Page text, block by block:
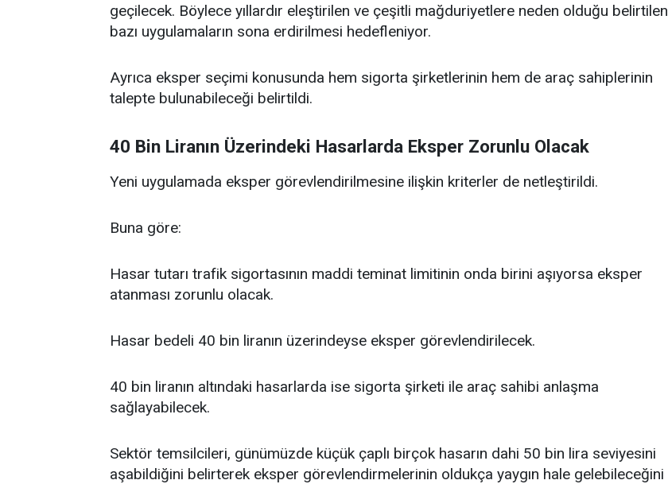
geçilecek. Böylece yıllardır eleştirilen ve çeşitli mağduriyetlere neden olduğu belirtilen
bazı uygulamaların sona erdirilmesi hedefleniyor.
Ayrıca eksper seçimi konusunda hem sigorta şirketlerinin hem de araç sahiplerinin
talepte bulunabileceği belirtildi.
40 Bin Liranın Üzerindeki Hasarlarda Eksper Zorunlu Olacak
Yeni uygulamada eksper görevlendirilmesine ilişkin kriterler de netleştirildi.
Buna göre:
Hasar tutarı trafik sigortasının maddi teminat limitinin onda birini aşıyorsa eksper
atanması zorunlu olacak.
Hasar bedeli 40 bin liranın üzerindeyse eksper görevlendirilecek.
40 bin liranın altındaki hasarlarda ise sigorta şirketi ile araç sahibi anlaşma
sağlayabilecek.
Sektör temsilcileri, günümüzde küçük çaplı birçok hasarın dahi 50 bin lira seviyesini
aşabildiğini belirterek eksper görevlendirmelerinin oldukça yaygın hale gelebileceğini